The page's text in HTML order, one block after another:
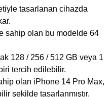
tasarlanan cihazda
olan bu modelde 64
128 / 256 / 512 GB veya 1
tercih edilebilir.
olan iPhone 14 Pro Max,
şekilde tasarlanmıştır.